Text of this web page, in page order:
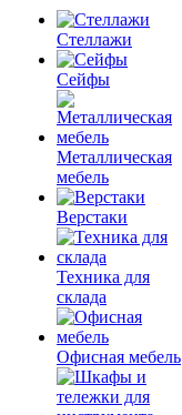
Стеллажи
Сейфы
Металлическая
мебель
Верстаки
Техника для
склада
Офисная мебель